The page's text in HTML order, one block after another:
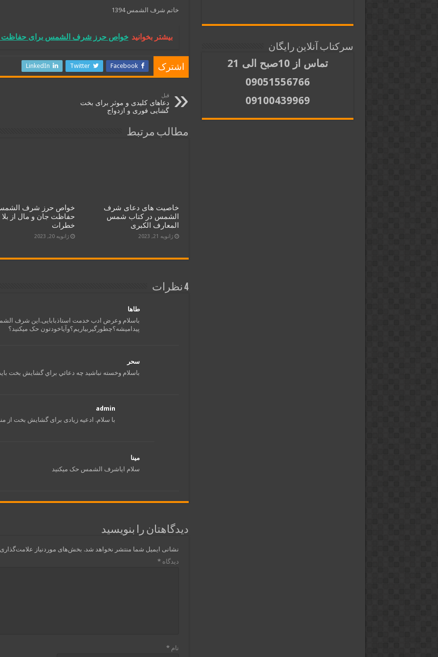
خاتم شرف الشمس 1394
بیشتر بخوانید خواص حرز شرف الشمس برای حفاظت
اشترک Facebook
Twitter
LinkedIn
قبل
دعاهای کلیدی و موثر برای بخت
گشایی فوری و ازدواج
مطالب مرتبط
خاصیت های دعای شرف
الشمس در کتاب شمس
المعارف الکبری
ژانویه 21, 2023
خواص حرز شرف
حفاظت جان و مال از بلا
خطرات
ژانویه 20, 2023
4 نظرات
طاها
باسلام وعرض ادب خدمت استاذبابایی.این شرف
پیدامیشه؟چطورگیربیاریم؟وآیاخودتون حک میکنید؟
سحر
باسلام وخسته نباشيد چه دعائي براي گشايش بخت
admin
با سلام. ادعیه زیادی برای گشایش بخت از
مینا
سلام ایاشرف الشمس حک میکنید
دیدگاهتان را بنویسید
نشانی ایمیل شما منتشر نخواهد شد. بخش‌های موردنیاز
دیدگاه*
نام*
سرکتاب آنلاین رایگان
تماس از 10صبح الی 21
09051556766
09100439969